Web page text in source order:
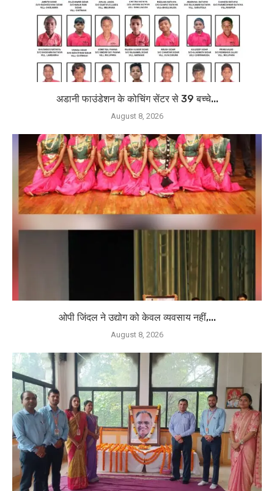
अडानी फाउंडेशन के कोचिंग सेंटर से 39 बच्चे...
August 8, 2026
ओपी जिंदल ने उद्योग को केवल व्यवसाय नहीं,...
August 8, 2026